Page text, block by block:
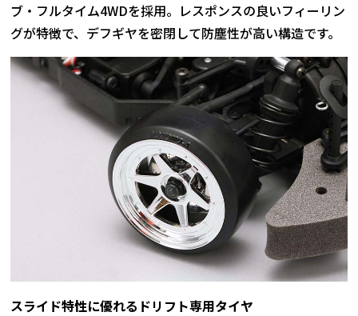
ブ・フルタイム4WDを採用。レスポンスの良いフィーリン
グが特徴で、デフギヤを密閉して防塵性が高い構造です。
スライド特性に優れるドリフト専用タイヤ